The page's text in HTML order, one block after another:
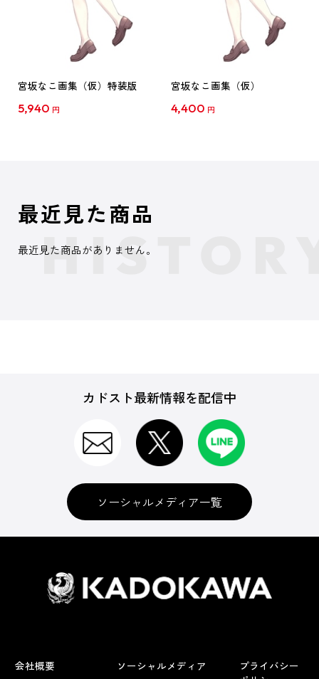
宮坂なこ画集（仮）特装版
5,940 円
宮坂なこ画集（仮）
4,400 円
最近見た商品
最近見た商品がありません。
カドスト最新情報を配信中
ソーシャルメディア一覧
会社概要 ソーシャルメディア
プライバシー